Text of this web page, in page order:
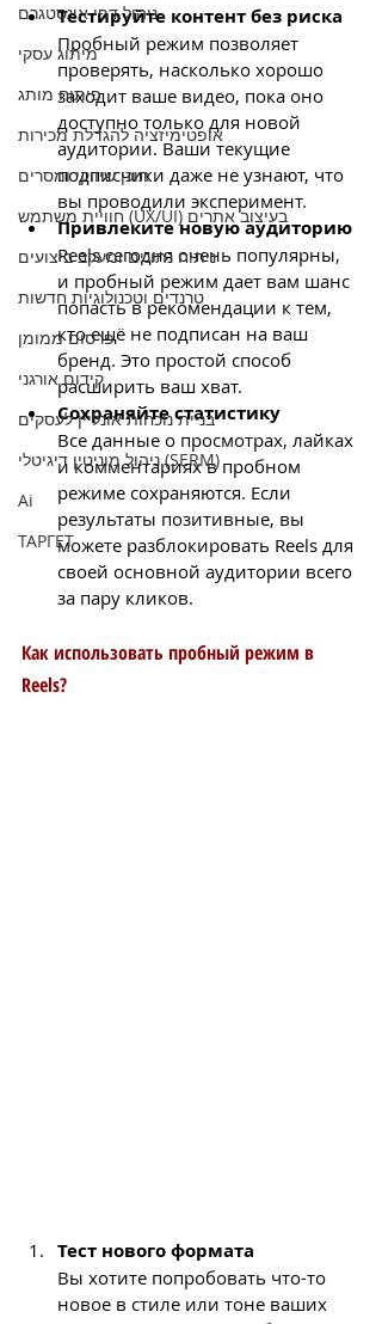
ניהול דפי אינסטגרם
מיתוג עסקי
פיתוח מותג
אופטימיזציה להגדלת מכירות
תוכן שיווקי ומסרים
חוויית משתמש (UX/UI) בעיצוב אתרים
ניתוח נתונים ומעקב ביצועים
טרנדים וטכנולוגיות חדשות
פרסום ממומן
קידום אורגני
בניית נוכחות אונליין לעסקים
ניהול מוניטין דיגיטלי (SERM)
Ai
ТАРГЕТ
Тестируйте контент без риска
Пробный режим позволяет
проверять, насколько хорошо
заходит ваше видео, пока оно
доступно только для новой
аудитории. Ваши текущие
подписчики даже не узнают, что
вы проводили эксперимент.
Привлеките новую аудиторию
Reels сегодня очень популярны,
и пробный режим дает вам шанс
попасть в рекомендации к тем,
кто ещё не подписан на ваш
бренд. Это простой способ
расширить ваш хват.
Сохраняйте статистику
Все данные о просмотрах, лайках
и комментариях в пробном
режиме сохраняются. Если
результаты позитивные, вы
можете разблокировать Reels для
своей основной аудитории всего
за пару кликов.
Как использовать пробный режим в
Reels?
Тест нового формата
Вы хотите попробовать что-то
новое в стиле или тоне ваших